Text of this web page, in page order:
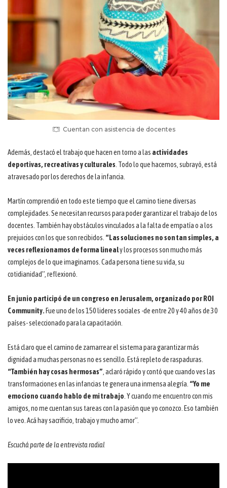
Cuentan con asistencia de docentes
Además, destacó el trabajo que hacen en torno a las actividades
deportivas, recreativas y culturales . Todo lo que hacemos, subrayó, está
atravesado por los derechos de la infancia.
Martín comprendió en todo este tiempo que el camino tiene diversas
complejidades. Se necesitan recursos para poder garantizar el trabajo de los
docentes. También hay obstáculos vinculados a la falta de empatía o a los
prejuicios con los que son recibidos. “Las soluciones no son tan simples, a
veces reflexionamos de forma linealy los procesos son mucho más
complejos de lo que imaginamos. Cada persona tiene su vida, su
cotidianidad”, reflexionó.
En junio participó de un congreso en Jerusalem, organizado por ROI
Community. Fue uno de los 150 lideres sociales -de entre 20 y 40 años de 30
países- seleccionado para la capacitación.
Está claro que el camino de zamarrear el sistema para garantizar más
dignidad a muchas personas no es sencillo. Está repleto de raspaduras.
“También hay cosas hermosas” , aclaró rápido y contó que cuando ves las
transformaciones en las infancias te genera una inmensa alegría. “Yo me
emociono cuando hablo de mi trabajo . Y cuando me encuentro con mis
amigos, no me cuentan sus tareas con la pasión que yo conozco. Eso también
lo veo. Acá hay sacrificio, trabajo y mucho amor”.
Escuchá parte de la entrevista radial